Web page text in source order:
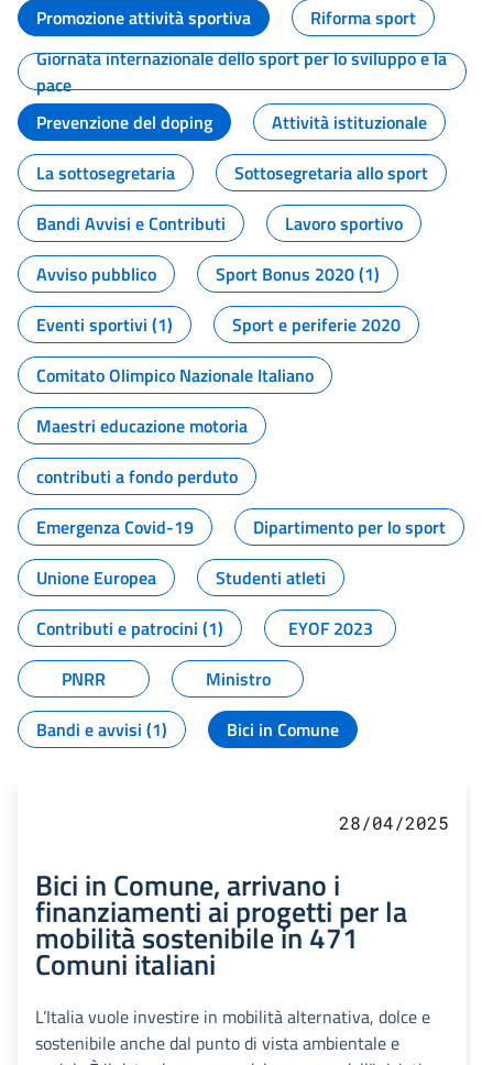
Promozione attività sportiva
Riforma sport
Giornata internazionale dello sport per lo sviluppo e la
pace
Prevenzione del doping
Attività istituzionale
La sottosegretaria
Sottosegretaria allo sport
Bandi Avvisi e Contributi
Lavoro sportivo
Avviso pubblico
Sport Bonus 2020 (1)
Eventi sportivi (1)
Sport e periferie 2020
Comitato Olimpico Nazionale Italiano
Maestri educazione motoria
contributi a fondo perduto
Emergenza Covid-19
Dipartimento per lo sport
Unione Europea
Studenti atleti
Contributi e patrocini (1)
EYOF 2023
PNRR
Ministro
Bandi e avvisi (1)
Bici in Comune
28/04/2025
Bici in Comune, arrivano i
finanziamenti ai progetti per la
mobilità sostenibile in 471
Comuni italiani
L’Italia vuole investire in mobilità alternativa, dolce e
sostenibile anche dal punto di vista ambientale e